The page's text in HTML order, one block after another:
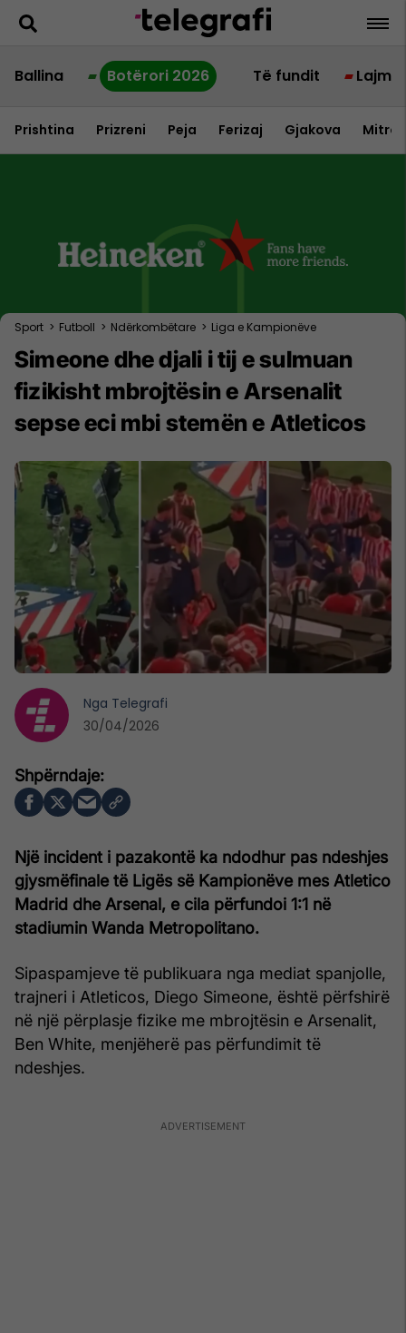
Ballina Botërori 2026 Të fundit Lajme
Prishtina Prizreni Peja Ferizaj Gjakova
Sport > Futboll > Ndërkombëtare > Liga e Kampionëve
Simeone dhe djali i tij e sulmuan
fizikisht mbrojtësin e Arsenalit
sepse eci mbi stemën e Atleticos
Një incident i pazakontë ka ndodhur pas ndeshjes
gjysmëfinale të Ligës së Kampionëve mes Atletico
Madrid dhe Arsenal, e cila përfundoi 1:1 në
stadiumin Wanda Metropolitano.
Sipaspamjeve të publikuara nga mediat spanjolle,
trajneri i Atleticos, Diego Simeone, është përfshirë
në një përplasje fizike me mbrojtësin e Arsenalit,
Ben White, menjëherë pas përfundimit të
ndeshjes.
Nga Telegrafi
30/04/2026